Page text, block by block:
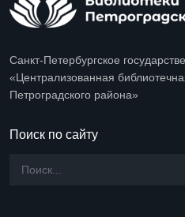
Санкт-Петербургское
«Централизованная
Петроградского района»
Поиск по сайту